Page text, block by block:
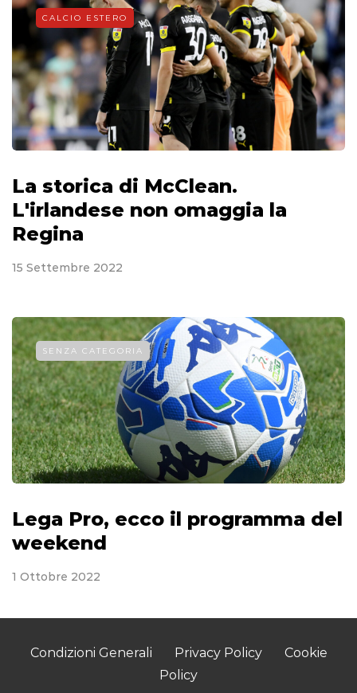
CALCIO ESTERO
La storica di McClean.
L'irlandese non omaggia la
Regina
15 Settembre 2022
SENZA CATEGORIA
Lega Pro, ecco il programma del
weekend
1 Ottobre 2022
Condizioni Generali Privacy Policy
Cookie
Policy